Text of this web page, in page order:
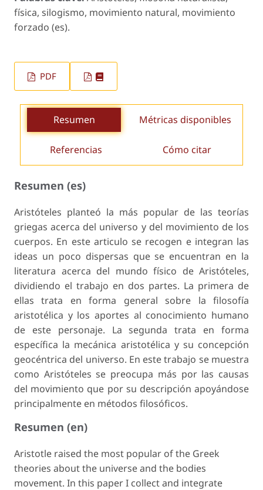
física, silogismo, movimiento natural, movimiento
forzado (es).
PDF
Resumen Métricas disponibles
Referencias Cómo citar
Resumen (es)
Aristóteles planteó la más popular de las teorías
griegas acerca del universo y del movimiento de los
cuerpos. En este articulo se recogen e integran las
ideas un poco dispersas que se encuentran en la
literatura acerca del mundo físico de Aristóteles,
dividiendo el trabajo en dos partes. La primera de
ellas trata en forma general sobre la filosofía
aristotélica y los aportes al conocimiento humano
de este personaje. La segunda trata en forma
específica la mecánica aristotélica y su concepción
geocéntrica del universo. En este trabajo se muestra
como Aristóteles se preocupa más por las causas
del movimiento que por su descripción apoyándose
principalmente en métodos filosóficos.
Resumen (en)
Aristotle raised the most popular of the Greek
theories about the universe and the bodies
movement. In this paper I collect and integrate